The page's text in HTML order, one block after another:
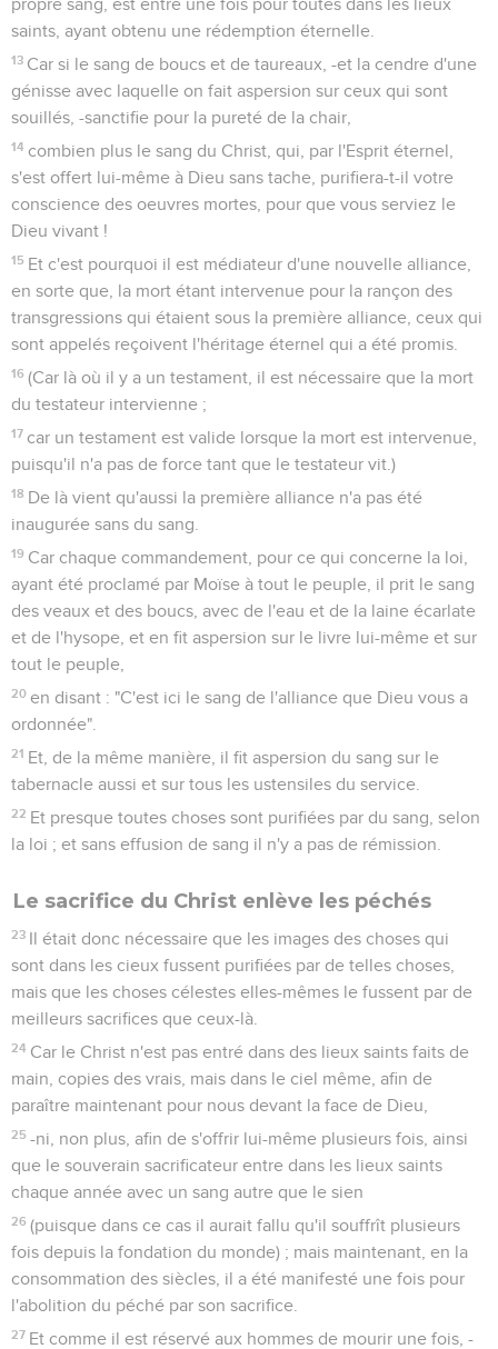
propre sang, est entré une fois pour toutes dans les lieux
saints, ayant obtenu une rédemption éternelle.
13 Car si le sang de boucs et de taureaux, -et la cendre d'une
génisse avec laquelle on fait aspersion sur ceux qui sont
souillés, -sanctifie pour la pureté de la chair,
14 combien plus le sang du Christ, qui, par l'Esprit éternel,
s'est offert lui-même à Dieu sans tache, purifiera-t-il votre
conscience des oeuvres mortes, pour que vous serviez le
Dieu vivant !
15 Et c'est pourquoi il est médiateur d'une nouvelle alliance,
en sorte que, la mort étant intervenue pour la rançon des
transgressions qui étaient sous la première alliance, ceux qui
sont appelés reçoivent l'héritage éternel qui a été promis.
16 (Car là où il y a un testament, il est nécessaire que la mort
du testateur intervienne ;
17 car un testament est valide lorsque la mort est intervenue,
puisqu'il n'a pas de force tant que le testateur vit.)
18 De là vient qu'aussi la première alliance n'a pas été
inaugurée sans du sang.
19 Car chaque commandement, pour ce qui concerne la loi,
ayant été proclamé par Moïse à tout le peuple, il prit le sang
des veaux et des boucs, avec de l'eau et de la laine écarlate
et de l'hysope, et en fit aspersion sur le livre lui-même et sur
tout le peuple,
20 en disant : "C'est ici le sang de l'alliance que Dieu vous a
ordonnée".
21 Et, de la même manière, il fit aspersion du sang sur le
tabernacle aussi et sur tous les ustensiles du service.
22 Et presque toutes choses sont purifiées par du sang, selon
la loi ; et sans effusion de sang il n'y a pas de rémission.
Le sacrifice du Christ enlève les péchés
23 Il était donc nécessaire que les images des choses qui
sont dans les cieux fussent purifiées par de telles choses,
mais que les choses célestes elles-mêmes le fussent par de
meilleurs sacrifices que ceux-là.
24 Car le Christ n'est pas entré dans des lieux saints faits de
main, copies des vrais, mais dans le ciel même, afin de
paraître maintenant pour nous devant la face de Dieu,
25 -ni, non plus, afin de s'offrir lui-même plusieurs fois, ainsi
que le souverain sacrificateur entre dans les lieux saints
chaque année avec un sang autre que le sien
26 (puisque dans ce cas il aurait fallu qu'il souffrît plusieurs
fois depuis la fondation du monde) ; mais maintenant, en la
consommation des siècles, il a été manifesté une fois pour
l'abolition du péché par son sacrifice.
27 Et comme il est réservé aux hommes de mourir une fois, -